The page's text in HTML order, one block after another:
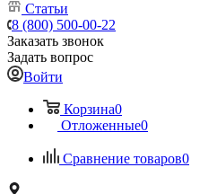
Статьи
8 (800) 500-00-22
Заказать звонок
Задать вопрос
Войти
Корзина0
Отложенные0
Сравнение товаров0